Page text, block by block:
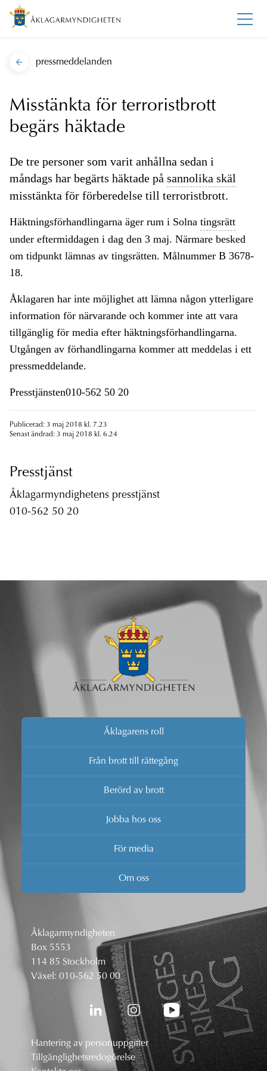
pressmeddelanden
Misstänkta för terroristbrott
begärs häktade
De tre personer som varit anhållna sedan i
måndags har begärts häktade på sannolika skäl
misstänkta för förberedelse till terroristbrott.
Häktningsförhandlingarna äger rum i Solna tingsrätt
under eftermiddagen i dag den 3 maj. Närmare besked
om tidpunkt lämnas av tingsrätten. Målnummer B 3678-
18.
Åklagaren har inte möjlighet att lämna någon ytterligare
information för närvarande och kommer inte att vara
tillgänglig för media efter häktningsförhandlingarna.
Utgången av förhandlingarna kommer att meddelas i ett
pressmeddelande.
Presstjänsten010-562 50 20
Publicerad: 3 maj 2018 kl. 7.23
Senast ändrad: 3 maj 2018 kl. 6.24
Presstjänst
Åklagarmyndighetens presstjänst
010-562 50 20
Åklagarens roll
Från brott till rättegång
Berörd av brott
Jobba hos oss
För media
Om oss
Åklagarmyndigheten
Box 5553
114 85 Stockholm
Växel: 010-562 50 00
Hantering av personuppgifter
Tillgänglighetsredogörelse